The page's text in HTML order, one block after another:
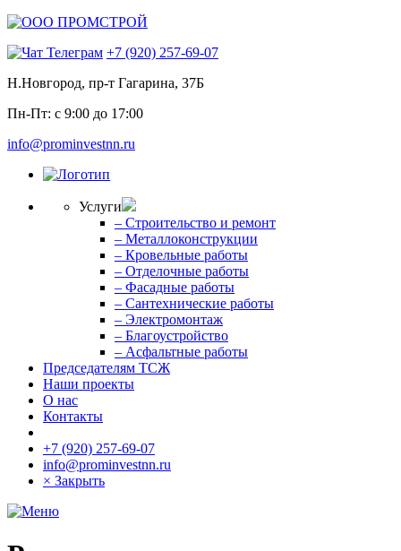
+7 (920) 257-69-07
Н.Новгород, пр-т Гагарина, 37Б
Пн-Пт: с 9:00 до 17:00
info@prominvestnn.ru
Услуги
– Строительство и ремонт
– Металлоконструкции
– Кровельные работы
– Отделочные работы
– Фасадные работы
– Сантехнические работы
– Электромонтаж
– Благоустройство
– Асфальтные работы
Председателям ТСЖ
Наши проекты
О нас
Контакты
+7 (920) 257-69-07
info@prominvestnn.ru
× Закрыть